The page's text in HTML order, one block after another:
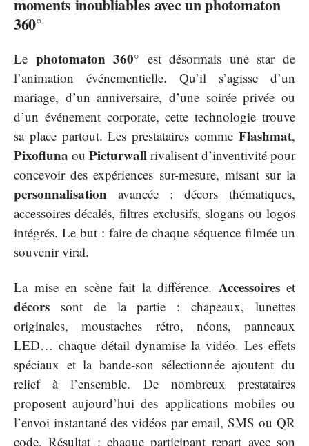
360°
Le photomaton 360° est désormais une star de
l’animation événementielle. Qu’il s’agisse d’un
mariage, d’un anniversaire, d’une soirée privée ou
d’un événement corporate, cette technologie trouve
sa place partout. Les prestataires comme Flashmat,
Pixofluna ou Picturwall rivalisent d’inventivité pour
concevoir des expériences sur-mesure, misant sur la
personnalisation avancée : décors thématiques,
accessoires décalés, filtres exclusifs, slogans ou logos
intégrés. Le but : faire de chaque séquence filmée un
souvenir viral.
La mise en scène fait la différence. Accessoireset
décors sont de la partie : chapeaux, lunettes
originales, moustaches rétro, néons, panneaux
LED… chaque détail dynamise la vidéo. Les effets
spéciaux et la bande-son sélectionnée ajoutent du
relief à l’ensemble. De nombreux prestataires
proposent aujourd’hui des applications mobiles ou
l’envoi instantané des vidéos par email, SMS ou QR
code. Résultat : chaque participant repart avec son